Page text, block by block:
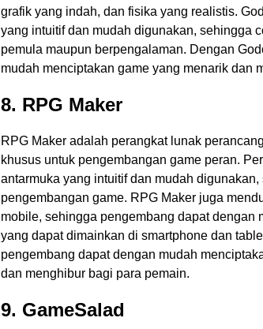
grafik yang indah, dan fisika yang realistis.
yang intuitif dan mudah digunakan, sehingga
pemula maupun berpengalaman. Dengan
mudah menciptakan game yang menarik dan
8. RPG Maker
RPG Maker adalah perangkat lunak
khusus untuk pengembangan game peran.
antarmuka yang intuitif dan mudah
pengembangan game. RPG Maker juga
mobile, sehingga pengembang dapat dengan
yang dapat dimainkan di smartphone dan
pengembang dapat dengan mudah
dan menghibur bagi para pemain.
9. GameSalad